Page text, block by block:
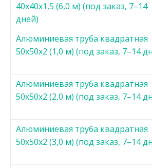
40х40х1,5 (6,0 м) (под заказ, 7–14
дней)
Алюминиевая труба квадратная
50х50х2 (1,0 м) (под заказ, 7–14
Алюминиевая труба квадратная
50х50х2 (2,0 м) (под заказ, 7–14
Алюминиевая труба квадратная
50х50х2 (3,0 м) (под заказ, 7–14